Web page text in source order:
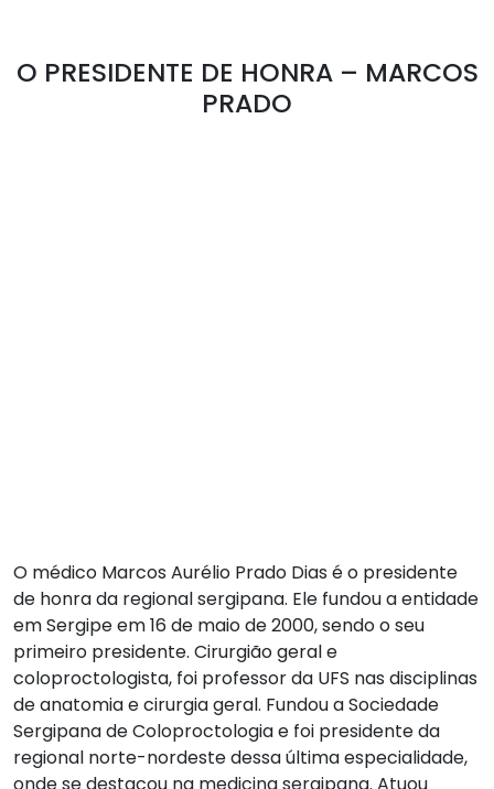
O PRESIDENTE DE HONRA – MARCOS
PRADO
O médico Marcos Aurélio Prado Dias é o presidente
de honra da regional sergipana. Ele fundou a entidade
em Sergipe em 16 de maio de 2000, sendo o seu
primeiro presidente. Cirurgião geral e
coloproctologista, foi professor da UFS nas disciplinas
de anatomia e cirurgia geral. Fundou a Sociedade
Sergipana de Coloproctologia e foi presidente da
regional norte-nordeste dessa última especialidade,